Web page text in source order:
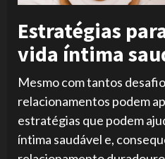
Estratégias
vida íntima
Mesmo com tantos
relacionamentos podem
estratégias que podem
íntima saudável e,